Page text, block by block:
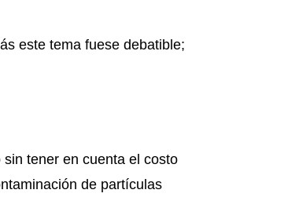
este tema fuese debatible;
tener en cuenta el costo
de partículas